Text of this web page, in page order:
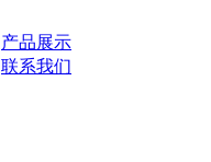
产品展示
联系我们